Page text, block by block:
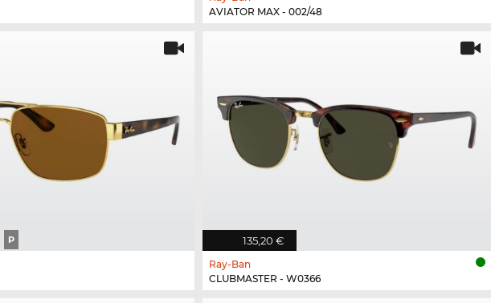
AVIATOR MAX - 002/48
P 135,20 €
Ray-Ban
CLUBMASTER - W0366